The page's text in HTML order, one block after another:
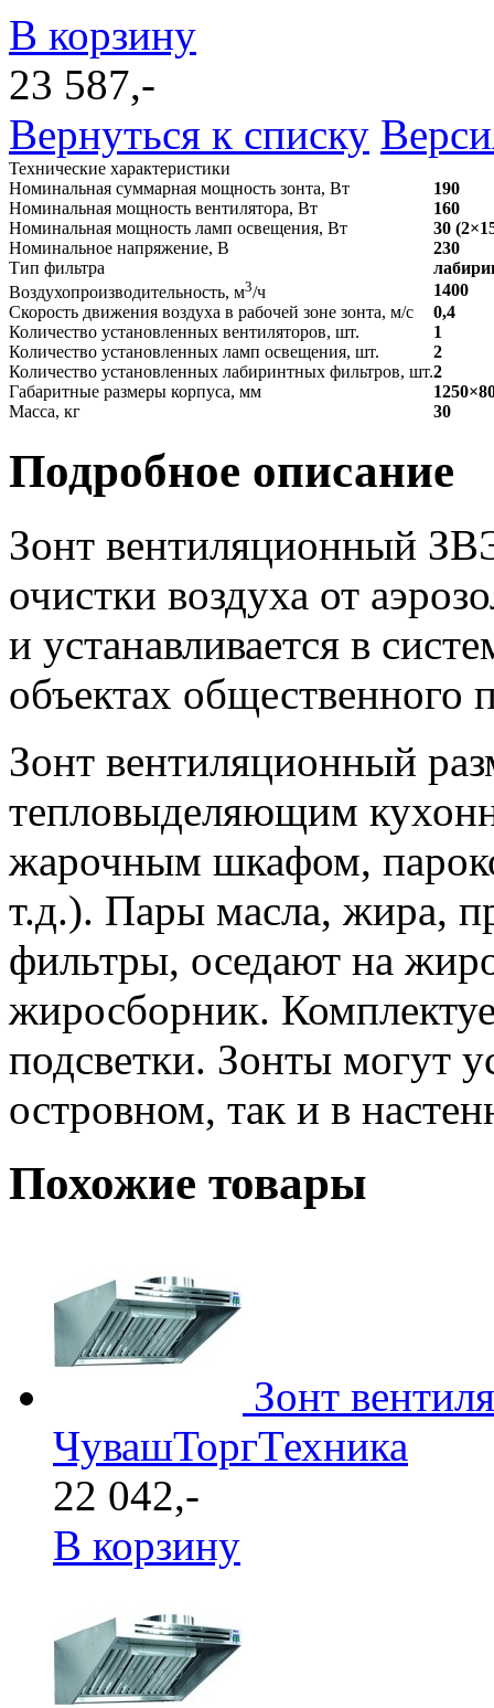
В корзину
23 587,-
Вернуться к списку
Технические характеристики
Номинальная суммарная мощность зонта, Вт
190
Номинальная мощность вентилятора, Вт
160
Номинальная мощность ламп освещения, Вт
30
Номинальное напряжение, В
230
Тип фильтра
Воздухопроизводительность, м3/ч
1400
Скорость движения воздуха в рабочей зоне зонта, м/с
0,4
Количество установленных вентиляторов, шт.
1
Количество установленных ламп освещения, шт.
2
Количество установленных лабиринтных фильтров, шт.2
Габаритные размеры корпуса, мм
Масса, кг
30
Подробное описание
Зонт вентиляционный
очистки воздуха от
и устанавливается в
объектах общественного
Зонт вентиляционный
тепловыделяющим
жарочным шкафом,
т.д.). Пары масла, жира,
фильтры, оседают на
жиросборник.
подсветки. Зонты могут
островном, так и в
Похожие товары
Зонт
ЧувашТоргТехника
22 042,-
В корзину